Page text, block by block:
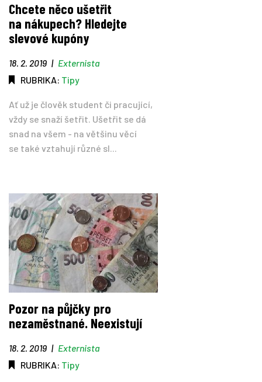
Chcete něco ušetřit
na nákupech? Hledejte
slevové kupóny
18. 2. 2019 | Externista
RUBRIKA: Tipy
Ať už je člověk student či pracující,
vždy se snaží šetřit. Ušetřit se dá
snad na všem - na většinu věcí
se také vztahují různé sl...
Pozor na půjčky pro
nezaměstnané. Neexistují
18. 2. 2019 | Externista
RUBRIKA: Tipy